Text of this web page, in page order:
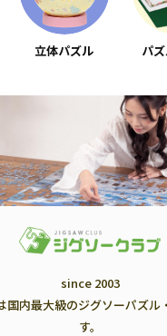
立体パズル パ
since 2003
国内最大級のジグソーパズル
す。